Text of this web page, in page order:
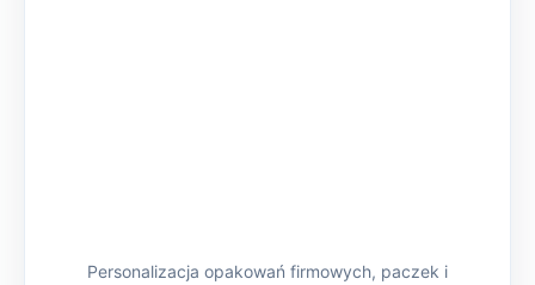
Personalizacja opakowań firmowych, paczek i